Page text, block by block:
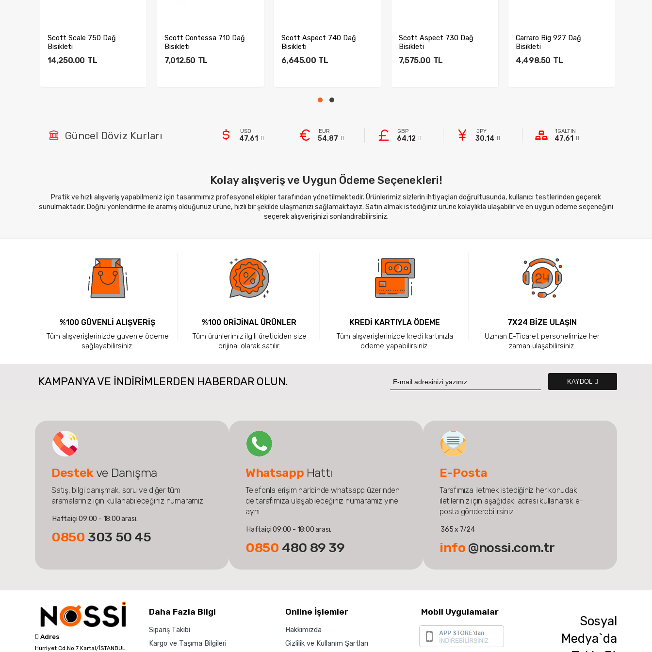
Scott Scale 750 Dağ
Bisikleti
14,250.00 TL
Scott Contessa 710 Dağ
Bisikleti
7,012.50 TL
Scott Aspect 740 Dağ
Bisikleti
6,645.00 TL
Scott Aspect 730 Dağ
Bisikleti
7,575.00 TL
Carraro Big 927 Dağ
Bisikleti
4,498.50 TL
Güncel Döviz Kurları USD
47.61
EUR
54.87
GBP
64.12
JPY
30.14
1GALTIN
47.61
Kolay alışveriş ve Uygun Ödeme Seçenekleri!
Pratik ve hızlı alışveriş yapabilmeniz için tasarımımız profesyonel ekipler tarafından yönetilmektedir. Ürünlerimiz sizlerin ihtiyaçları doğrultusunda, kullanıcı testlerinden geçerek
sunulmaktadır. Doğru yönlendirme ile aramış olduğunuz ürüne, hızlı bir şekilde ulaşmanızı sağlamaktayız. Satın almak istediğiniz ürüne kolaylıkla ulaşabilir ve en uygun ödeme seçeneğini
seçerek alışverişinizi sonlandırabilirsiniz.
%100 GÜVENLİ ALIŞVERİŞ
Tüm alışverişlerinizde güvenle ödeme
sağlayabilirsiniz.
%100 ORİJİNAL ÜRÜNLER
Tüm ürünlerimiz ilgili üreticiden size
orijinal olarak satılır.
KREDİ KARTIYLA ÖDEME
Tüm alışverişlerinizde kredi kartınızla
ödeme yapabilirsiniz.
7X24 BİZE ULAŞIN
Uzman E-Ticaret personelimize her
zaman ulaşabilirsiniz.
KAMPANYA VE INDIRIMLERDEN HABERDAR OLUN. KAYDOL
Destekve Danışma
Satış, bilgi danışmak, soru ve diğer tüm
aramalarınız için kullanabileceğiniz numaramız.
Haftaiçi 09:00 - 18:00 arası.
0850 303 50 45
Whatsapp Hattı
Telefonla erişim haricinde whatsapp üzerinden
de tarafımıza ulaşabileceğiniz numaramız yine
aynı.
Haftaiçi 09:00 - 18:00 arası.
0850 480 89 39
E-Posta
Tarafımıza iletmek istediğiniz her konudaki
iletileriniz için aşağıdaki adresi kullanarak e-
posta gönderebilirsiniz.
365 x 7/24
info @nossi.com.tr
Adres
Hürriyet Cd.No:7 Kartal/İSTANBUL
Daha Fazla Bilgi
Sipariş Takibi
Kargo ve Taşıma Bilgileri
Online İşlemler
Hakkımızda
Gizlilik ve Kullanım Şartları
Mobil Uygulamalar
Sosyal
Medya`da